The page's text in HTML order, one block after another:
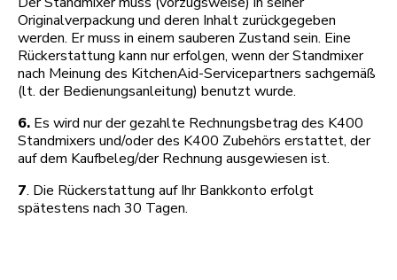
Originalverpackung und deren Inhalt zurückgegeben
werden. Er muss in einem sauberen Zustand sein. Eine
Rückerstattung kann nur erfolgen, wenn der Standmixer
nach Meinung des KitchenAid-Servicepartners sachgemäß
(lt. der Bedienungsanleitung) benutzt wurde.
6. Es wird nur der gezahlte Rechnungsbetrag des K400
Standmixers und/oder des K400 Zubehörs erstattet, der
auf dem Kaufbeleg/der Rechnung ausgewiesen ist.
7. Die Rückerstattung auf Ihr Bankkonto erfolgt
spätestens nach 30 Tagen.